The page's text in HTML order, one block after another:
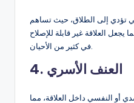
تؤدي إلى الطلاق، حيث تساهم
يجعل العلاقة غير قابلة للإصلاح
4. العنف الأسري
أو النفسي داخل العلاقة، مما